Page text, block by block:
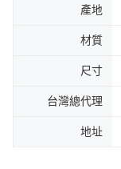
產地
材質
尺寸
台灣總代理
地址